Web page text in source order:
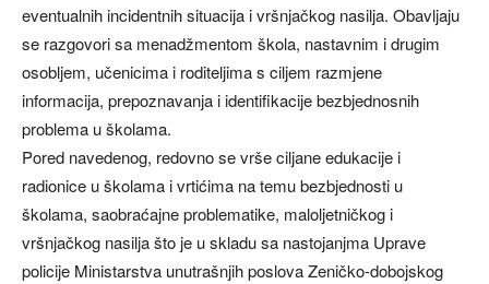
eventualnih incidentnih situacija i vršnjačkog nasilja. Obavljaju
se razgovori sa menadžmentom škola, nastavnim i drugim
osobljem, učenicima i roditeljima s ciljem razmjene
informacija, prepoznavanja i identifikacije bezbjednosnih
problema u školama.
Pored navedenog, redovno se vrše ciljane edukacije i
radionice u školama i vrtićima na temu bezbjednosti u
školama, saobraćajne problematike, maloljetničkog i
vršnjačkog nasilja što je u skladu sa nastojanjma Uprave
policije Ministarstva unutrašnjih poslova Zeničko-dobojskog